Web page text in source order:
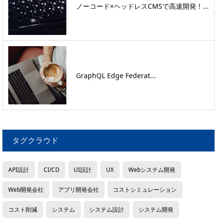
ノーコード×ヘッドレスCMSで高速開発！...
GraphQL Edge Federat...
タグクラウド
API設計 CI/CD UI設計 UX Webシステム開発
Web開発会社 アプリ開発会社 コストシミュレーション
コスト削減 システム システム設計 システム開発